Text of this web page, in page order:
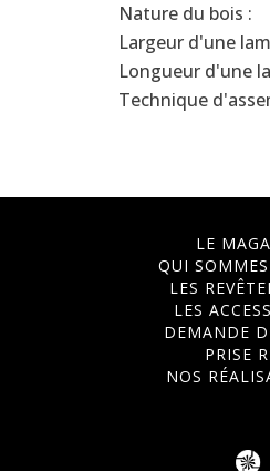
Nature du bois :
Largeur d'une
Longueur d'une
Technique
LE
QUI
LES
LES
DEMANDE
PRISE
NOS